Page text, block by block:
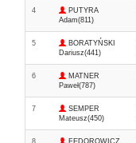
4
PUTYRA
Adam(811)
5
BORATYŃSKI
Dariusz(441)
6
MATNER
Paweł(787)
7
SEMPER
Mateusz(450)
8
FEDOROWICZ